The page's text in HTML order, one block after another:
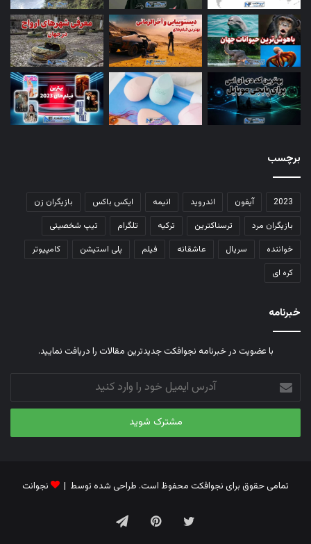
برچسب
2023 آیفون اندروید انیمه ایکس باکس
بازیگران زن
بازیگران مرد
ترسناکترین ترکیه تلگرام
تیپ شخصیتی
خواننده
سریال عاشقانه فیلم پلی استیشن
کامپیوتر
کره ای
خبرنامه
با عضویت در خبرنامه نجوافکت جدیدترین مقالات را دریافت نمایید.
آدرس
ایمیل
خود
وارد
تمامی حقوق برای نجوافکت محفوظ است. طراحی شده توسط | نجوانت
توییتر ‫پین‌ترست